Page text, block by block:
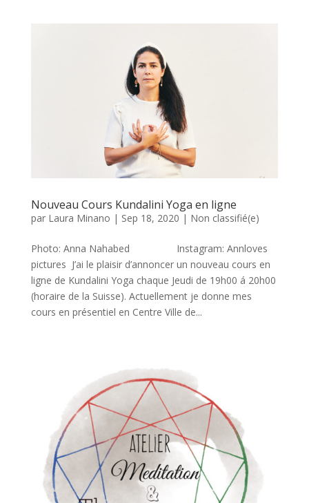
Nouveau Cours Kundalini Yoga en ligne
par Laura Minano | Sep 18, 2020 | Non classifié(e)
Photo: Anna Nahabed Instagram: Annloves
pictures J’ai le plaisir d’annoncer un nouveau cours en
ligne de Kundalini Yoga chaque Jeudi de 19h00 á 20h00
(horaire de la Suisse). Actuellement je donne mes
cours en présentiel en Centre Ville de...